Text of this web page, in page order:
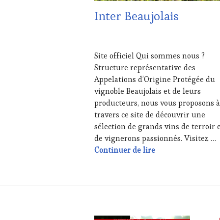
Inter Beaujolais
2015
Site officiel Qui sommes nous ?
Structure représentative des
Appelations d’Origine Protégée du
vignoble Beaujolais et de leurs
producteurs, nous vous proposons à
travers ce site de découvrir une
sélection de grands vins de terroir
de vignerons passionnés. Visitez …
Continuer de lireInter Beaujolais